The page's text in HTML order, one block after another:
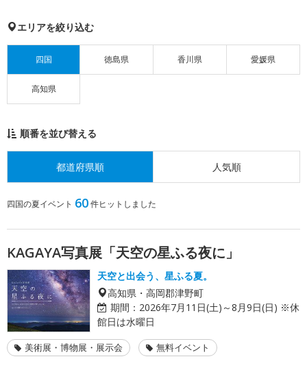
エリアを絞り込む
四国 徳島県 香川県 愛媛県
高知県
順番を並び替える
都道府県順 人気順
四国の夏イベント 60件ヒットしました
KAGAYA写真展「天空の星ふる夜に」
天空と出会う、星ふる夏。
高知県・高岡郡津野町
期間： 2026年7月11日(土)～8月9日(日) ※休
館日は水曜日
美術展・博物展・展示会 無料イベント